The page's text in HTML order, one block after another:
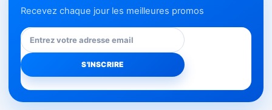
Recevez chaque jour les meilleures promos